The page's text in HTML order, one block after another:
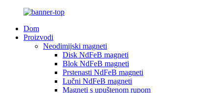
Dom
Proizvodi
Neodimijski magneti
Disk NdFeB magneti
Blok NdFeB magneti
Prstenasti NdFeB magneti
Lučni NdFeB magneti
Magneti s upuštenom rupom